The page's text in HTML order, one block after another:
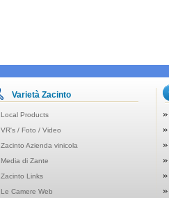
Varietà Zacinto
Local Products
VR's / Foto / Video
Zacinto Azienda vinicola
Media di Zante
Zacinto Links
Le Camere Web